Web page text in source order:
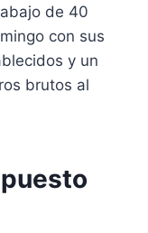
de 40
con sus
y un
brutos al